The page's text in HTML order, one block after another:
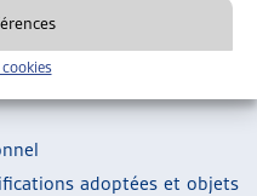
les mineurs à l’aide
adoptées et objets